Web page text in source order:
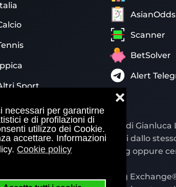
necessari per garantirne
e di profilazioni di
utilizzo dei Cookie.
accettare. Informazioni
Cookie policy
❌
Sport
AsianOdds
Scanner
BetSolver
Alert
Exchange® di proprietà di
o comunque visionati dallo
filtrare per categorie, tag oppure
è sito ufficiale Betting